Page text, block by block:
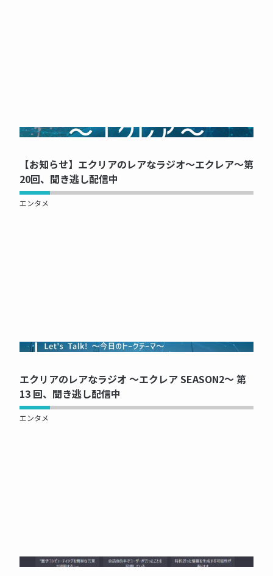
NOW PRINTING...
【お知らせ】エクリアのレアなラジオ～エクレア～第
20回、聞き逃し配信中
エンタメ
NOW PRINTING...
エクリアのレアなラジオ ～エクレア SEASON2～ 第
13 回、聞き逃し配信中
エンタメ
NOW PRINTING...